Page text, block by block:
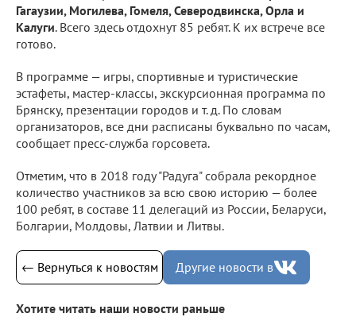
Гагаузии, Могилева, Гомеля, Северодвинска, Орла и
Калуги. Всего здесь отдохнут 85 ребят. К их встрече все
готово.
В программе — игры, спортивные и туристические
эстафеты, мастер-классы, экскурсионная программа по
Брянску, презентации городов и т. д. По словам
организаторов, все дни расписаны буквально по часам,
сообщает пресс-служба горсовета.
Отметим, что в 2018 году "Радуга" собрала рекордное
количество участников за всю свою историю — более
100 ребят, в составе 11 делегаций из России, Беларуси,
Болгарии, Молдовы, Латвии и Литвы.
← Вернуться к новостям Другие новости в
Хотите читать наши новости раньше